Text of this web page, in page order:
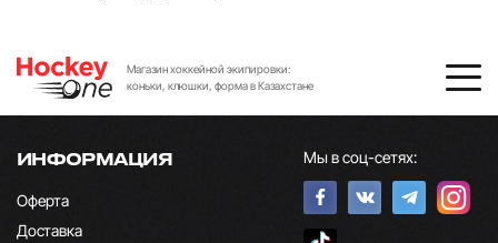
Магазин хоккейной экипировки:
коньки, клюшки, форма в Казахстане
ИНФОРМАЦИЯ
Оферта
Доставка
Мы в соц-сетях: